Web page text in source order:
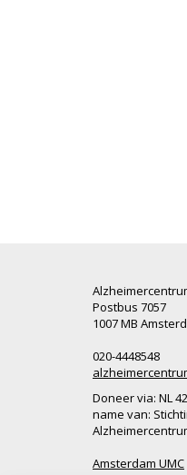
Postbus 7057
1007 MB
020-4448548
Doneer via: NL
name van:
Amsterdam UMC